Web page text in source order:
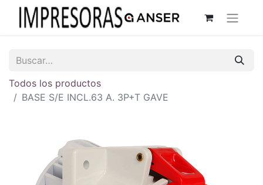
Todos los productos
BASE S/E INCL.63 A. 3P+T GAVE